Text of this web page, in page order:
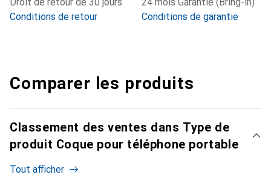
Conditions de retour
Conditions de garantie
Comparer les produits
Classement des ventes dans Type de
produit Coque pour téléphone portable
Tout afficher